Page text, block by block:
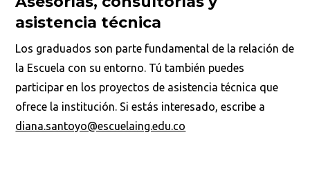
asistencia técnica
Los graduados son parte fundamental de la relación de
la Escuela con su entorno. Tú también puedes
participar en los proyectos de asistencia técnica que
ofrece la institución. Si estás interesado, escribe a
diana.santoyo@escuelaing.edu.co